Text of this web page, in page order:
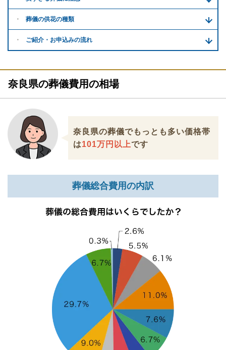
葬儀の供花の種類
ご紹介・ お申込みの流れ
奈良県の葬儀費用の相場
奈良県の葬儀でもっとも多い価格帯
は101万円以上です
葬儀総合費用の内訳